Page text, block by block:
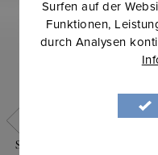
Surfen auf der
Funktionen,
durch Analysen
Sweatstoff digital - Minecraft -